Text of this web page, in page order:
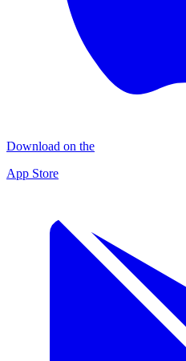
Download on the
App Store